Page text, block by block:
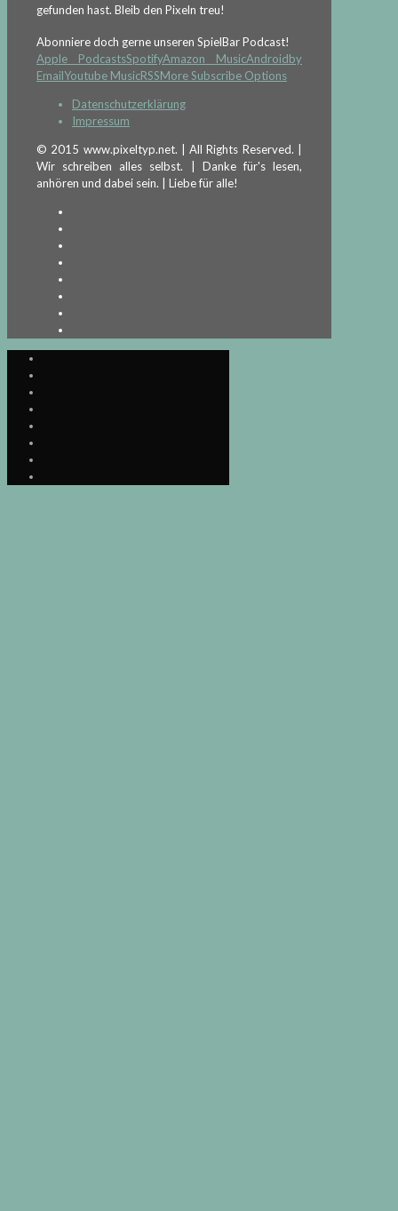
gefunden hast. Bleib den Pixeln treu!
Abonniere doch gerne unseren SpielBar Podcast!
Apple PodcastsSpotifyAmazon MusicAndroidby
EmailYoutube MusicRSSMore Subscribe Options
Datenschutzerklärung
Impressum
© 2015 www.pixeltyp.net. | All Rights Reserved. |
Wir schreiben alles selbst. | Danke für's lesen,
anhören und dabei sein. | Liebe für alle!